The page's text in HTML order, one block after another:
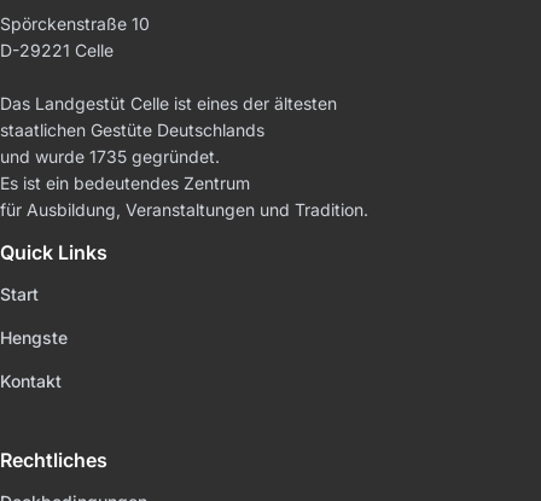
Spörckenstraße 10
D-29221 Celle
Das Landgestüt Celle ist eines der ältesten
staatlichen Gestüte Deutschlands
und wurde 1735 gegründet.
Es ist ein bedeutendes Zentrum
für Ausbildung, Veranstaltungen und Tradition.
Quick Links
Start
Hengste
Kontakt
Rechtliches